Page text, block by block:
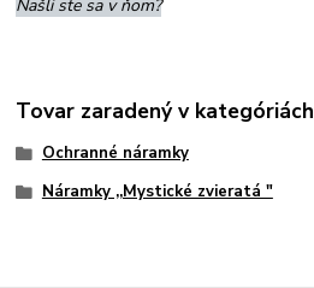
Našli ste sa v ňom?
Tovar zaradený v kategóriách
Ochranné náramky
Náramky ,,Mystické zvieratá "